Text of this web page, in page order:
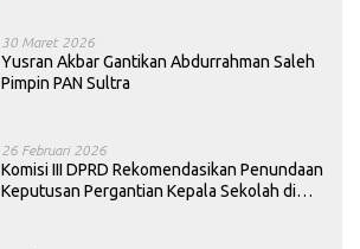
30 Maret 2026
Yusran Akbar Gantikan Abdurrahman Saleh
Pimpin PAN Sultra
26 Februari 2026
Komisi III DPRD Rekomendasikan Penundaan
Keputusan Pergantian Kepala Sekolah di